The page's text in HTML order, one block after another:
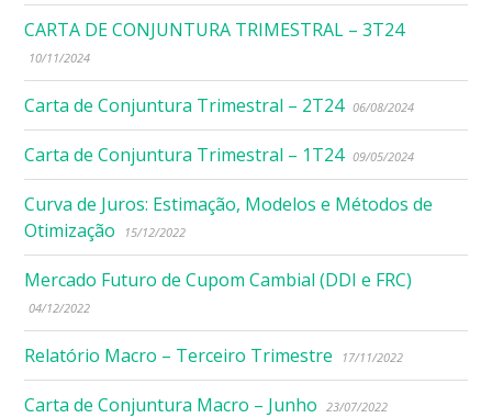
CARTA DE CONJUNTURA TRIMESTRAL – 3T24
10/11/2024
Carta de Conjuntura Trimestral – 2T24 06/08/2024
Carta de Conjuntura Trimestral – 1T24 09/05/2024
Curva de Juros: Estimação, Modelos e Métodos de
Otimização
15/12/2022
Mercado Futuro de Cupom Cambial (DDI e FRC)
04/12/2022
Relatório Macro – Terceiro Trimestre 17/11/2022
Carta de Conjuntura Macro – Junho 23/07/2022